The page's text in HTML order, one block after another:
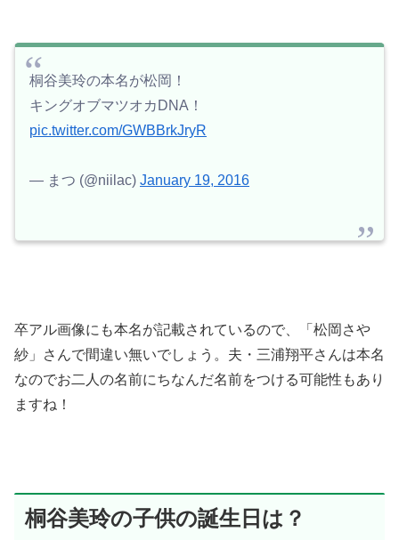
桐谷美玲の本名が松岡！
キングオブマツオカDNA！
pic.twitter.com/GWBBrkJryR
— まつ (@niilac) January 19, 2016
卒アル画像にも本名が記載されているので、 「 松岡さや
紗 」さんで間違い無いでしょう。夫・三浦翔平さんは本名
なのでお二人の名前にちなんだ名前をつける可能性もあり
ますね！
桐谷美玲の子供の誕生日は？